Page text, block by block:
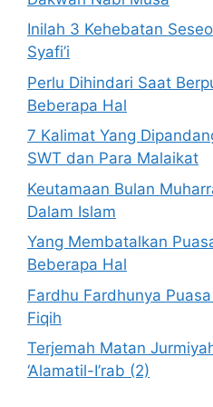
Inilah 3 Kehebatan
Syafi’i
Perlu Dihindari Saat
Beberapa Hal
7 Kalimat Yang
SWT dan Para Malaikat
Keutamaan Bulan
Dalam Islam
Yang Membatalkan
Beberapa Hal
Fardhu Fardhunya
Fiqih
Terjemah Matan
‘Alamatil-I’rab (2)